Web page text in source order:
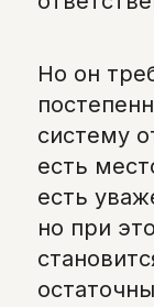
Но он
систему
есть
есть
но при